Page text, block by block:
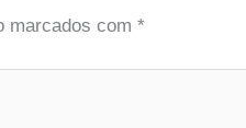
marcados com*